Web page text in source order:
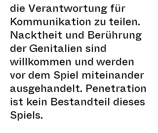
die Verantwortung für
Kommunikation zu teilen.
Nacktheit und Berührung
der Genitalien sind
willkommen und werden
vor dem Spiel miteinander
ausgehandelt. Penetration
ist kein Bestandteil dieses
Spiels.